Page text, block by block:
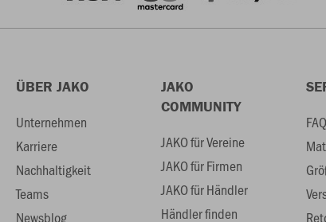
ÜBER JAKO
Unternehmen
Karriere
Nachhaltigkeit
Teams
Newsblog
JAKO
COMMUNITY
JAKO für Vereine
JAKO für Firmen
JAKO für Händler
Händler finden
FAQ